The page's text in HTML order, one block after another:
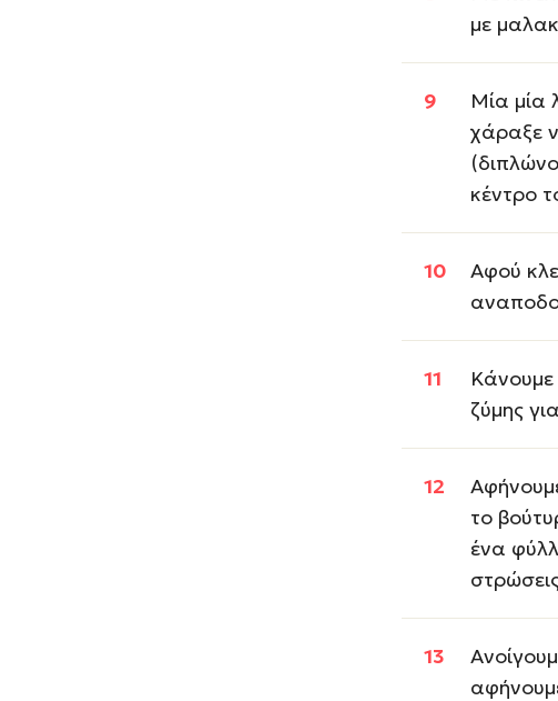
με
Μία μία
χάραξε
κέντρο
Αφού
Κάνουμε
ζύμης
το
ένα